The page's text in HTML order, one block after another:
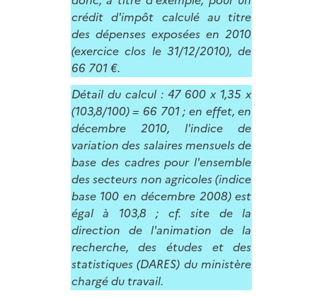
crédit d'impôt calculé au titre
des dépenses exposées en 2010
(exercice clos le 31/12/2010), de
66 701 €.
Détail du calcul : 47 600 x 1,35 x
(103,8/100) = 66 701 ; en effet, en
décembre 2010, l'indice de
variation des salaires mensuels de
base des cadres pour l'ensemble
des secteurs non agricoles (indice
base 100 en décembre 2008) est
égal à 103,8 ; cf. site de la
direction de l'animation de la
recherche, des études et des
statistiques (DARES) du ministère
chargé du travail.